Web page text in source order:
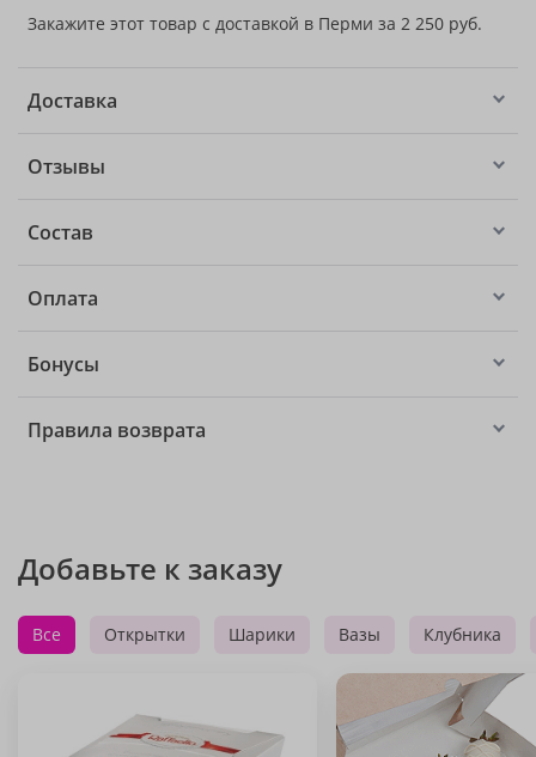
Закажите этот товар с доставкой в Перми за 2 250 руб.
Доставка
Отзывы
Состав
Оплата
Бонусы
Правила возврата
Добавьте к заказу
Все Открытки Шарики Вазы Клубника